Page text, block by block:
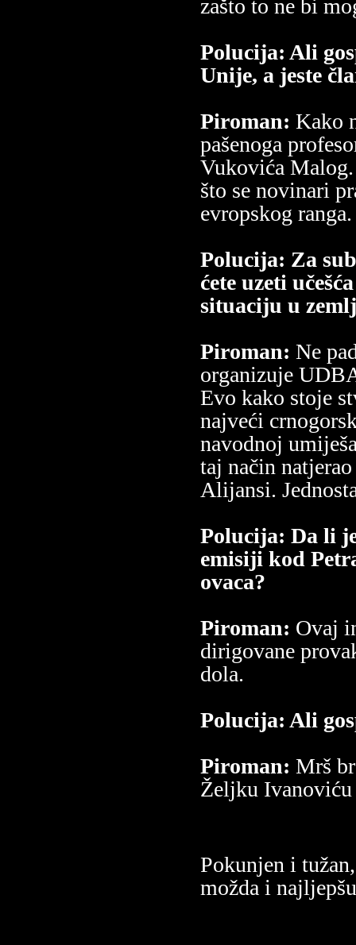
zašto to ne bi
Polucija: Ali
Unije, a jeste
Piroman: Kako
pašenoga
Vukovića
što se novinari
evropskog ranga.
Polucija: Za
ćete uzeti
situaciju u
Piroman: Ne
organizuje
Evo kako stoje
najveći
navodnoj
taj način
Alijansi.
Polucija: Da li
emisiji kod
ovaca?
Piroman: Ovaj
dirigovane
dola.
Polucija: Ali
Piroman: Mrš
Željku
Pokunjen i
možda i